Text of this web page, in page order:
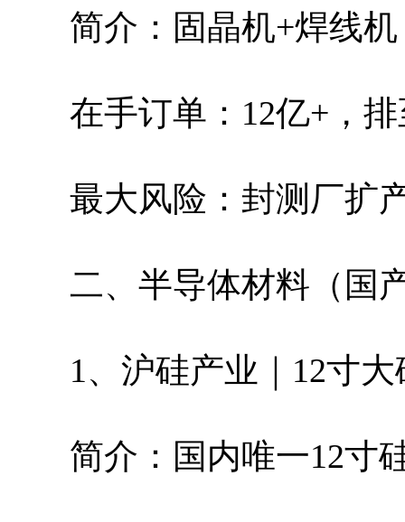
简介：固晶机+焊线
在手订单：12亿+，
最大风险：封测厂扩
二、半导体材料（国
1、沪硅产业｜12寸
简介：国内唯一12寸